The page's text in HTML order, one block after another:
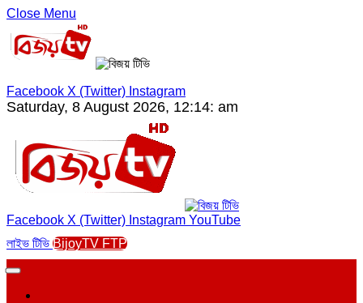
Close Menu
Facebook X (Twitter) Instagram
Saturday, 8 August 2026, 12:14: am
Facebook X (Twitter) Instagram YouTube
লাইভ টিভি BijoyTV FTP